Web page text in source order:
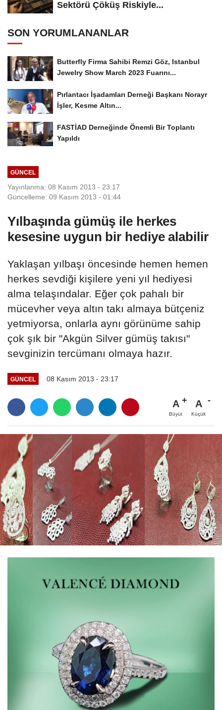
Sektörü Çöküş Riskiyle...
SON YORUMLANANLAR
Butterfly Firma Sahibi Remzi Göz, Istanbul
Jewelry Show March 2023 Fuarını...
Pırlantacı İşadamları Derneği Başkanı Norayr
İşler, Kesme Altın...
FASTİAD Derneğinde Önemli Bir Toplantı
Yapıldı
GÜNCEL
Yayınlanma: 08 Kasım 2013 - 23:17
Güncelleme: 09 Kasım 2013 - 01:44
Yılbaşında gümüş ile herkes
kesesine uygun bir hediye alabilir
Yaklaşan yılbaşı öncesinde hemen hemen
herkes sevdiği kişilere yeni yıl hediyesi
alma telaşındalar. Eğer çok pahalı bir
mücevher veya altın takı almaya bütçeniz
yetmiyorsa, onlarla aynı görünüme sahip
çok şık bir "Akgün Silver gümüş takısı"
sevginizin tercümanı olmaya hazır.
GÜNCEL 08 Kasım 2013 - 23:17
A
Büyüt
A
Küçült